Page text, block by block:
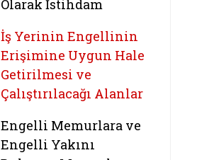
Olarak İstihdam
İş Yerinin Engellinin
Erişimine Uygun Hale
Getirilmesi ve
Çalıştırılacağı Alanlar
Engelli Memurlara ve
Engelli Yakını